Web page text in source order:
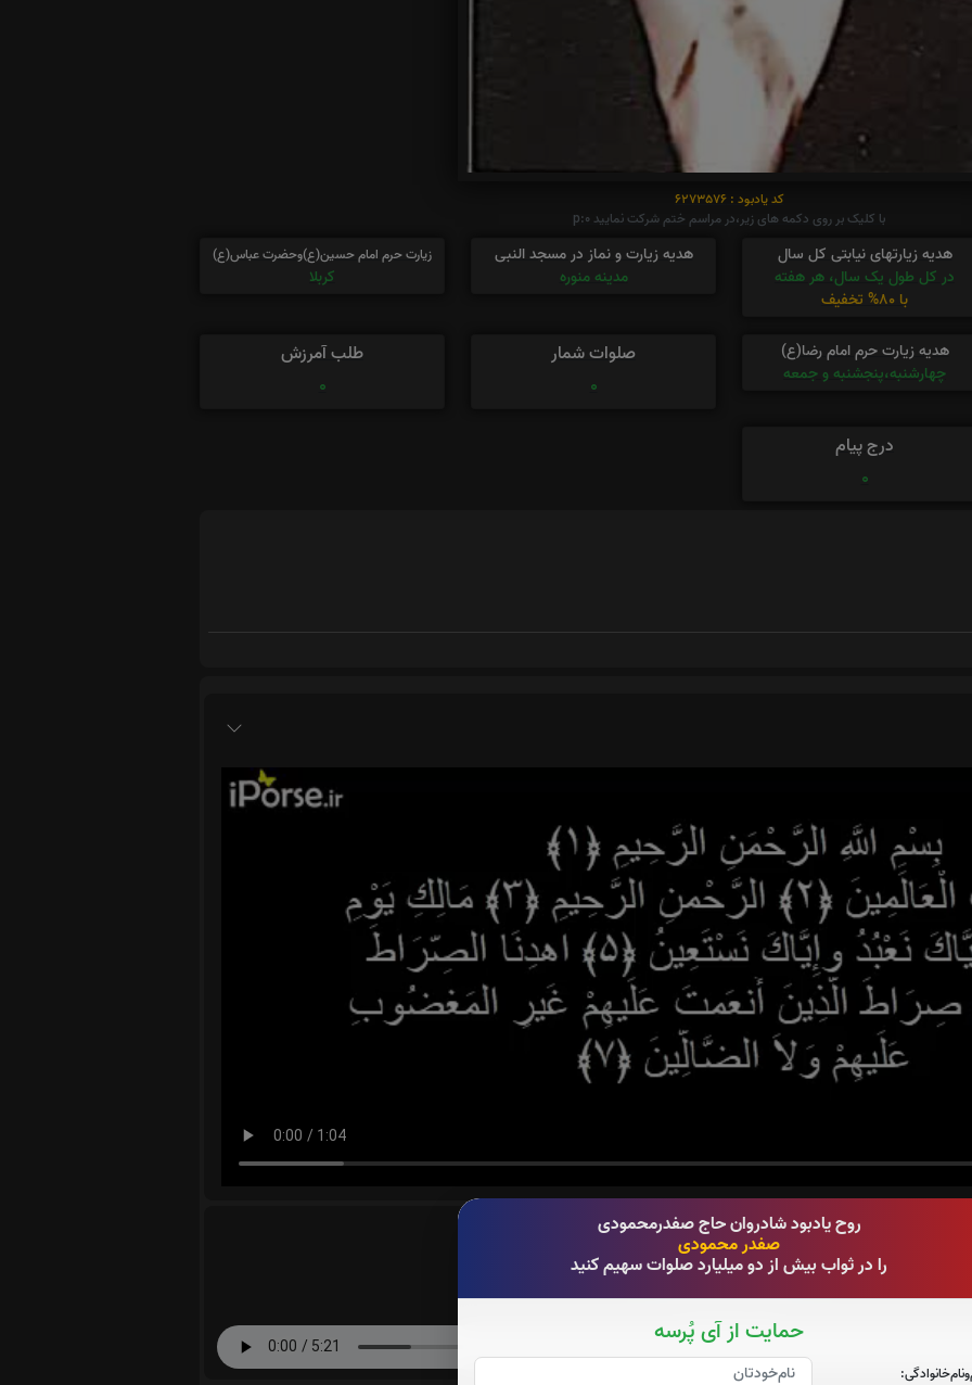
روح یادبود شادروان حاج صفدرمحمودی
صفدر محمودی
را در ثواب بیش از دو میلیارد صلوات سهیم کنید
حمایت از آی پُرسه
کد یادبود : 6273576
با کلیک بر روی دکمه های زیر،در مراسم ختم شرکت نمایید p:0
هدیه زیارتهای نیابتی کل سال
در کل طول یک سال، هر هفته
با 80% تخفیف
هدیه زیارت و نماز در مسجد النبی
مدینه منوره
زیارت حرم امام حسین(ع)وحضرت عباس(ع)
کربلا
هدیه زیارت حرم امام رضا(ع)
چهارشنبه،پنجشنبه و جمعه
صلوات شمار
0
طلب آمرزش
0
درج پیام
0
قرائت سوره الرحمن را تقبل میکنم